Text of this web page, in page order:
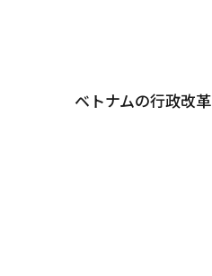
ベトナムの行政改革